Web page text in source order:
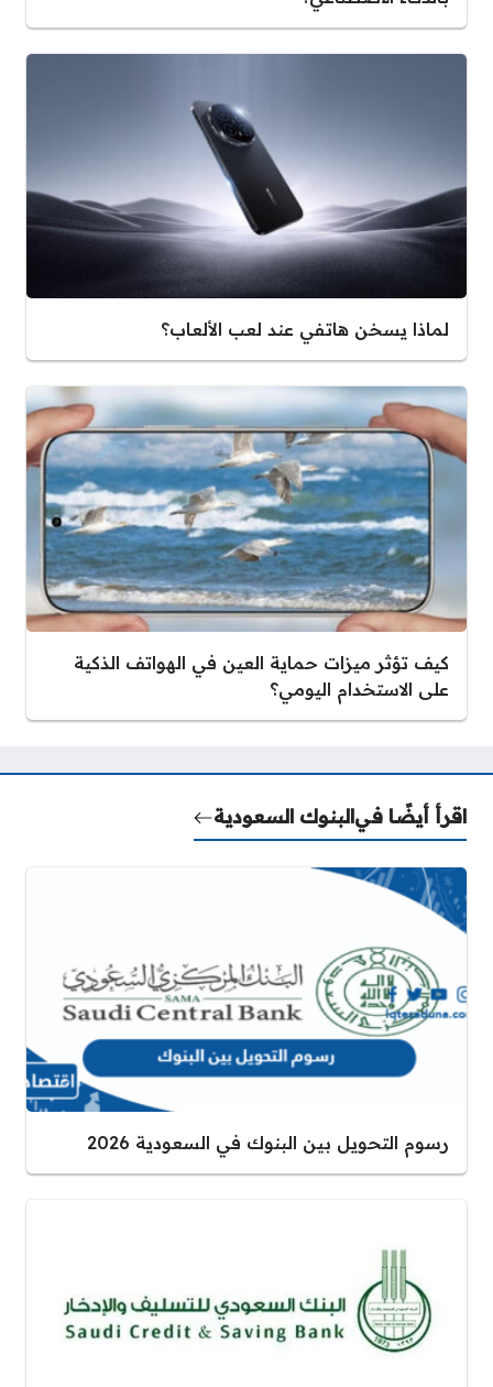
لماذا يسخن هاتفي عند لعب الألعاب؟
كيف تؤثر ميزات حماية العين في الهواتف الذكية
على الاستخدام اليومي؟
اقرأ أيضًا فيالبنوك السعودية
رسوم التحويل بين البنوك في السعودية 2026